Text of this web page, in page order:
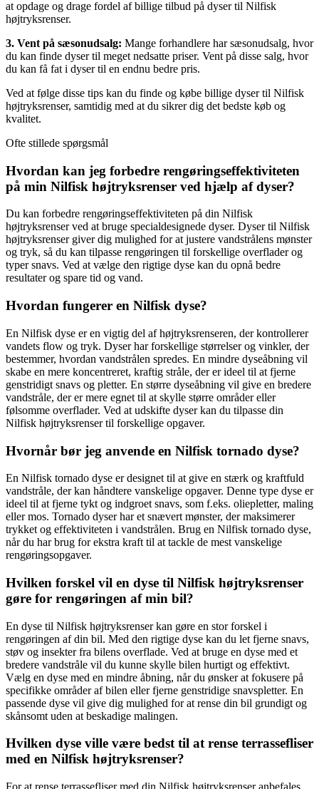
at opdage og drage fordel af billige tilbud på dyser til Nilfisk
højtryksrenser.
3. Vent på sæsonudsalg: Mange forhandlere har sæsonudsalg, hvor
du kan finde dyser til meget nedsatte priser. Vent på disse salg, hvor
du kan få fat i dyser til en endnu bedre pris.
Ved at følge disse tips kan du finde og købe billige dyser til Nilfisk
højtryksrenser, samtidig med at du sikrer dig det bedste køb og
kvalitet.
Ofte stillede spørgsmål
Hvordan kan jeg forbedre rengøringseffektiviteten
på min Nilfisk højtryksrenser ved hjælp af dyser?
Du kan forbedre rengøringseffektiviteten på din Nilfisk
højtryksrenser ved at bruge specialdesignede dyser. Dyser til Nilfisk
højtryksrenser giver dig mulighed for at justere vandstrålens mønster
og tryk, så du kan tilpasse rengøringen til forskellige overflader og
typer snavs. Ved at vælge den rigtige dyse kan du opnå bedre
resultater og spare tid og vand.
Hvordan fungerer en Nilfisk dyse?
En Nilfisk dyse er en vigtig del af højtryksrenseren, der kontrollerer
vandets flow og tryk. Dyser har forskellige størrelser og vinkler, der
bestemmer, hvordan vandstrålen spredes. En mindre dyseåbning vil
skabe en mere koncentreret, kraftig stråle, der er ideel til at fjerne
genstridigt snavs og pletter. En større dyseåbning vil give en bredere
vandstråle, der er mere egnet til at skylle større områder eller
følsomme overflader. Ved at udskifte dyser kan du tilpasse din
Nilfisk højtryksrenser til forskellige opgaver.
Hvornår bør jeg anvende en Nilfisk tornado dyse?
En Nilfisk tornado dyse er designet til at give en stærk og kraftfuld
vandstråle, der kan håndtere vanskelige opgaver. Denne type dyse er
ideel til at fjerne tykt og indgroet snavs, som f.eks. oliepletter, maling
eller mos. Tornado dyser har et snævert mønster, der maksimerer
trykket og effektiviteten i vandstrålen. Brug en Nilfisk tornado dyse,
når du har brug for ekstra kraft til at tackle de mest vanskelige
rengøringsopgaver.
Hvilken forskel vil en dyse til Nilfisk højtryksrenser
gøre for rengøringen af min bil?
En dyse til Nilfisk højtryksrenser kan gøre en stor forskel i
rengøringen af din bil. Med den rigtige dyse kan du let fjerne snavs,
støv og insekter fra bilens overflade. Ved at bruge en dyse med et
bredere vandstråle vil du kunne skylle bilen hurtigt og effektivt.
Vælg en dyse med en mindre åbning, når du ønsker at fokusere på
specifikke områder af bilen eller fjerne genstridige snavspletter. En
passende dyse vil give dig mulighed for at rense din bil grundigt og
skånsomt uden at beskadige malingen.
Hvilken dyse ville være bedst til at rense terrassefliser
med en Nilfisk højtryksrenser?
For at rense terrassefliser med din Nilfisk højtryksrenser anbefales